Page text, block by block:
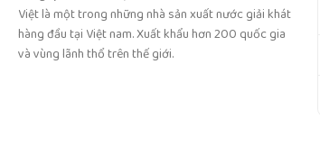
Việt là một trong những nhà sản xuất nước giải khát
hàng đầu tại Việt nam. Xuất khẩu hơn 200 quốc gia
và vùng lãnh thổ trên thế giới.